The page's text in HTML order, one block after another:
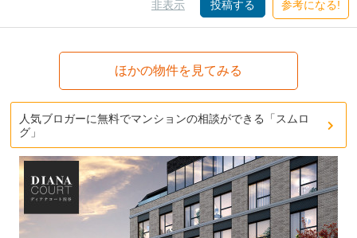
非表示 投稿する 参考になる!
ほかの物件を見てみる
人気ブロガーに無料でマンションの相談ができる「スムロ
グ」